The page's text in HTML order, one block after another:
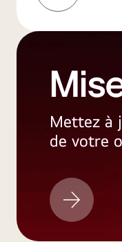
plus
Mettez à
de votre
Mise
à
jour